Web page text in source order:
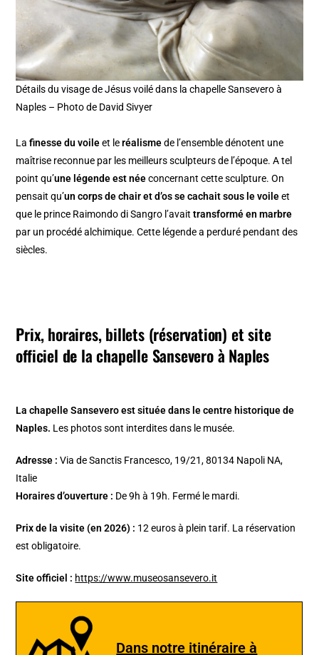
Détails du visage de Jésus voilé dans la chapelle Sansevero à
Naples – Photo de David Sivyer
Lafinesse du voileet leréalismede l’ensemble dénotent une
maîtrise reconnue par les meilleurs sculpteurs de l’époque. A tel
point qu’une légende est néeconcernant cette sculpture. On
pensait qu’un corps de chair et d’os se cachait sous le voileet
que le prince Raimondo di Sangro l’avaittransformé en marbre
par un procédé alchimique. Cette légende a perduré pendant des
siècles.
Prix, horaires, billets (réservation) et site
officiel de la chapelle Sansevero à Naples
La chapelle Sansevero est située dans le centre historique de
Naples. Les photos sont interdites dans le musée.
Adresse : Via de Sanctis Francesco, 19/21, 80134 Napoli NA,
Italie
Horaires d’ouverture : De 9h à 19h. Fermé le mardi.
Prix de la visite (en 2026) : 12 euros à plein tarif. La réservation
est obligatoire.
Site officiel : https://www.museosansevero.it
Dans notre itinéraire à